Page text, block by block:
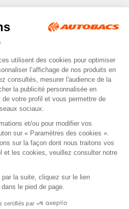
© Autobacs
RGPD
CGV
Instagram